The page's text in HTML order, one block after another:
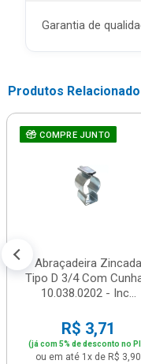
Garantia de
Produtos
COMPRE JUNTO
Abraçadeira Zincada
Tipo D 3/4 Com
10.038.0202 - Inc...
R$ 3,71
(já com 5% de desconto no
ou em até 1x de R$ 3,90